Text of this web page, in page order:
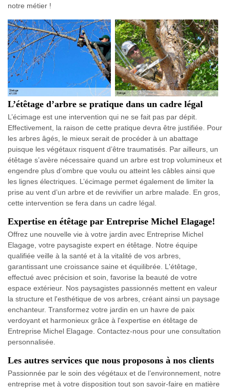
notre métier !
L’étêtage d’arbre se pratique dans un cadre légal
L’écimage est une intervention qui ne se fait pas par dépit.
Effectivement, la raison de cette pratique devra être justifiée. Pour
les arbres âgés, le mieux serait de procéder à un abattage
puisque les végétaux risquent d’être traumatisés. Par ailleurs, un
étêtage s’avère nécessaire quand un arbre est trop volumineux et
engendre plus d’ombre que voulu ou atteint les câbles ainsi que
les lignes électriques. L’écimage permet également de limiter la
prise au vent d’un arbre et de revivifier un arbre malade. En gros,
cette intervention se fera dans un cadre légal.
Expertise en étêtage par Entreprise Michel Elagage!
Offrez une nouvelle vie à votre jardin avec Entreprise Michel
Elagage, votre paysagiste expert en étêtage. Notre équipe
qualifiée veille à la santé et à la vitalité de vos arbres,
garantissant une croissance saine et équilibrée. L'étêtage,
effectué avec précision et soin, favorise la beauté de votre
espace extérieur. Nos paysagistes passionnés mettent en valeur
la structure et l'esthétique de vos arbres, créant ainsi un paysage
enchanteur. Transformez votre jardin en un havre de paix
verdoyant et harmonieux grâce à l'expertise en étêtage de
Entreprise Michel Elagage. Contactez-nous pour une consultation
personnalisée.
Les autres services que nous proposons à nos clients
Passionnée par le soin des végétaux et de l’environnement, notre
entreprise met à votre disposition tout son savoir-faire en matière